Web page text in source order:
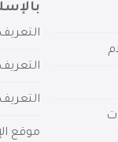
موقع